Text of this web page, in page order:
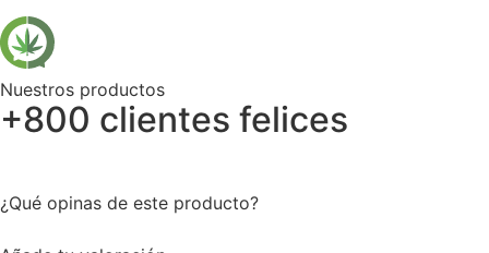
Nuestros productos
+800 clientes felices
¿Qué opinas de este producto?